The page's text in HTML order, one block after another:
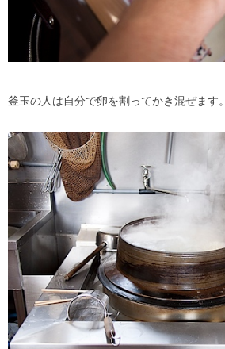
釜玉の人は自分で卵を割ってかき混ぜます。